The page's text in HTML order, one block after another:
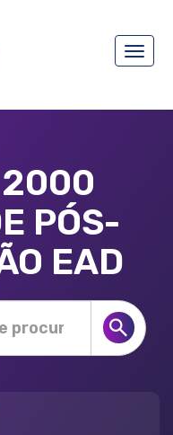
Toggle
2000
PÓS-
EAD